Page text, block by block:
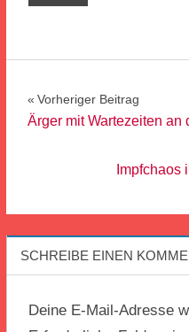
Vorheriger Beitrag
Ärger mit Wartezeiten an
Impfchaos
SCHREIBE EINEN
Deine E-Mail-Adresse